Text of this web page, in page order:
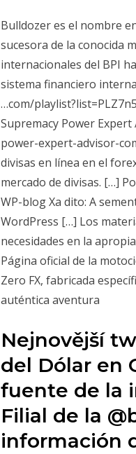
Bulldozer es el nombre
sucesora de la conocida
internacionales del BPI
sistema financiero
…com/
Supremacy Power
power-expert-advisor-
divisas en línea en el
mercado de divisas. […]
WP-blog Xa dito: A
WordPress […] Los
necesidades en la
Página oficial de la
Zero FX, fabricada
auténtica aventura
Nejnovější
del Dólar en
fuente de la
Filial de la
información